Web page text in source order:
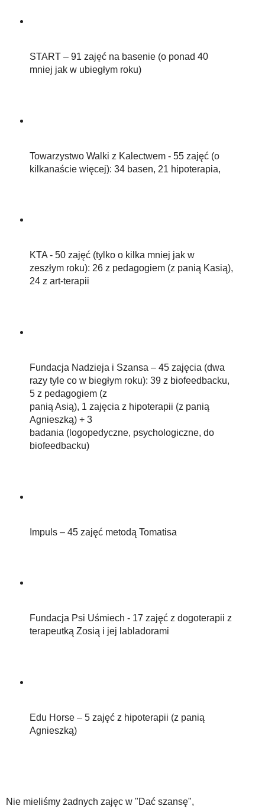
START – 91 zajęć na basenie (o ponad 40
mniej jak w ubiegłym roku)
Towarzystwo Walki z Kalectwem - 55 zajęć (o
kilkanaście więcej): 34 basen, 21 hipoterapia,
KTA - 50 zajęć (tylko o kilka mniej jak w
zeszłym roku): 26 z pedagogiem (z panią Kasią),
24 z art-terapii
Fundacja Nadzieja i Szansa – 45 zajęcia (dwa
razy tyle co w biegłym roku): 39 z biofeedbacku,
5 z pedagogiem (z
panią Asią), 1 zajęcia z hipoterapii (z panią
Agnieszką) + 3
badania (logopedyczne, psychologiczne, do
biofeedbacku)
Impuls – 45 zajęć metodą Tomatisa
Fundacja Psi Uśmiech - 17 zajęć z dogoterapii z
terapeutką Zosią i jej labladorami
Edu Horse – 5 zajęć z hipoterapii (z panią
Agnieszką)
Nie mieliśmy żadnych zajęc w "Dać szansę",